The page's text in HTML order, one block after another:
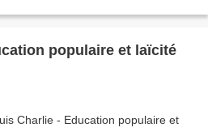
populaire et laïcité